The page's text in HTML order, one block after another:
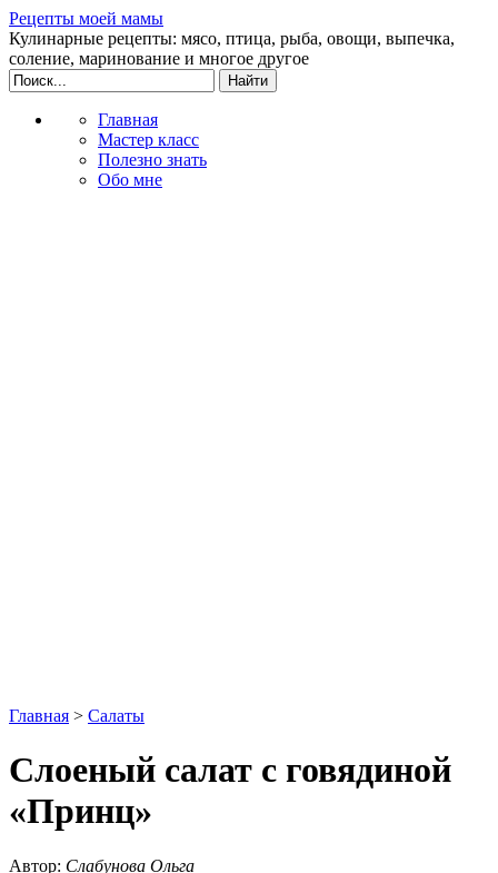
Рецепты моей мамы
Кулинарные рецепты: мясо, птица, рыба, овощи, выпечка,
соление, маринование и многое другое
Главная
Мастер класс
Полезно знать
Обо мне
Главная > Салаты
Слоеный салат с говядиной
«Принц»
Автор: Слабунова Ольга